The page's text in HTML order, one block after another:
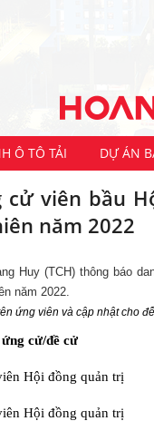
Ô TÔ TẢI DỰ ÁN
cử viên bầu
năm 2022
Huy (TCH)thông báo
năm 2022.
ứng viên và cập nhật cho
cử/đề cử
Hội đồng quản trị
Hội đồng quản trị